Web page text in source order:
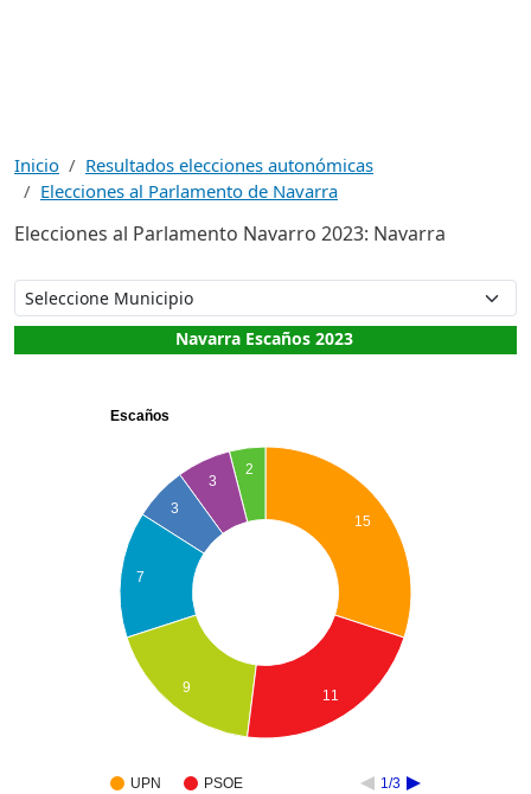
Inicio
Resultados elecciones autonómicas
Elecciones al Parlamento de Navarra
Elecciones al Parlamento Navarro 2023: Navarra
Navarra Escaños 2023
Escaños
UPN PSOE 1/3
15
2
3
3
7
9 11